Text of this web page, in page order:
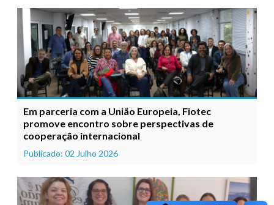
Em parceria com a União Europeia, Fiotec
promove encontro sobre perspectivas de
cooperação internacional
Publicado: 02 Julho 2026